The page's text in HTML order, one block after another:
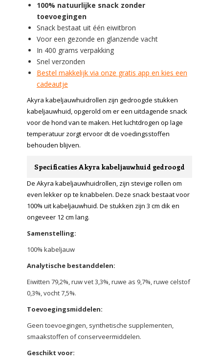
100% natuurlijke snack zonder
toevoegingen
Snack bestaat uit één eiwitbron
Voor een gezonde en glanzende vacht
In 400 grams verpakking
Snel verzonden
Bestel makkelijk via onze gratis app en kies een
cadeautje
Akyra kabeljauwhuidrollen zijn gedroogde stukken
kabeljauwhuid, opgerold om er een uitdagende snack
voor de hond van te maken. Het luchtdrogen op lage
temperatuur zorgt ervoor dt de voedingsstoffen
behouden blijven.
Specificaties Akyra kabeljauwhuid gedroogd
De Akyra kabeljauwhuidrollen, zijn stevige rollen om
even lekker op te knabbelen. Deze snack bestaat voor
100% uit kabeljauwhuid. De stukken zijn 3 cm dik en
ongeveer 12 cm lang.
Samenstelling:
100% kabeljauw
Analytische bestanddelen:
Eiwitten 79,2%, ruw vet 3,3%, ruwe as 9,7%, ruwe celstof
0,3%, vocht 7,5%.
Toevoegingsmiddelen:
Geen toevoegingen, synthetische supplementen,
smaakstoffen of conserveermiddelen.
Geschikt voor: